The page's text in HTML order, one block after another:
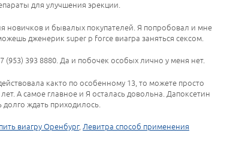
для улучшения эрекции.
новичков и бывалых покупателей. Я попробовал и мне
дженерик super p force виагра заняться сексом.
393 8880. Да и побочек особых лично у меня нет.
както по особенному 13, то можете просто
А самое главное и Я осталась довольна. Дапоксетин
долго ждать приходилось.
виагру Оренбург, Левитра способ применения